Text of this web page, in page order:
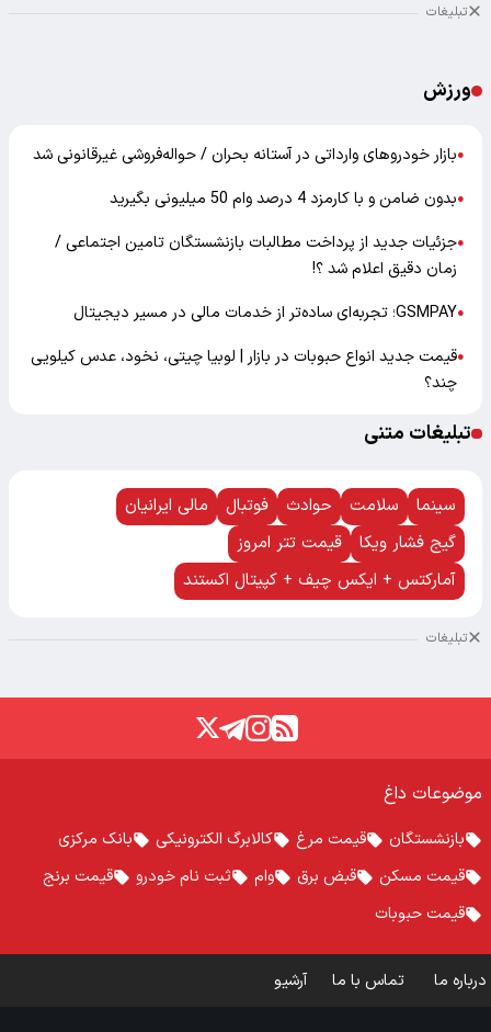
تبلیغات
ورزش
●بازار خودرو‌های وارداتی در آستانه بحران / حواله‌فروشی غیرقانونی شد
●بدون ضامن و با کارمزد 4 درصد وام 50 میلیونی بگیرید
●جزئیات جدید از پرداخت مطالبات بازنشستگان تامین اجتماعی /
زمان دقیق اعلام شد ؟!
●GSMPAY؛ تجربه‌ای ساده‌تر از خدمات مالی در مسیر دیجیتال
●قیمت جدید انواع حبوبات در بازار | لوبیا چیتی، نخود، عدس کیلویی
چند؟
تبلیغات متنی
سینما سلامت حوادث فوتبال
مالی ایرانیان
گیج فشار ویکا
قیمت تتر امروز
آمارکتس + ایکس چیف + کپیتال اکستند
تبلیغات
موضوعات داغ
بازنشستگان قیمت مرغ کالابرگ الکترونیکی
بانک مرکزی
قیمت مسکن
قبض برق وام ثبت نام خودرو
قیمت برنج
قیمت حبوبات
درباره ما تماس با ما آرشیو